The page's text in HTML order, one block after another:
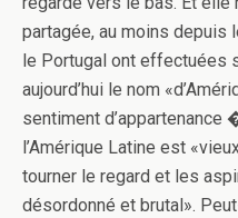
partagée, au moins depuis
le Portugal ont effectuées
aujourd’hui le nom
sentiment d’appartenance
l’Amérique Latine est
tourner le regard et les
désordonné et brutal».